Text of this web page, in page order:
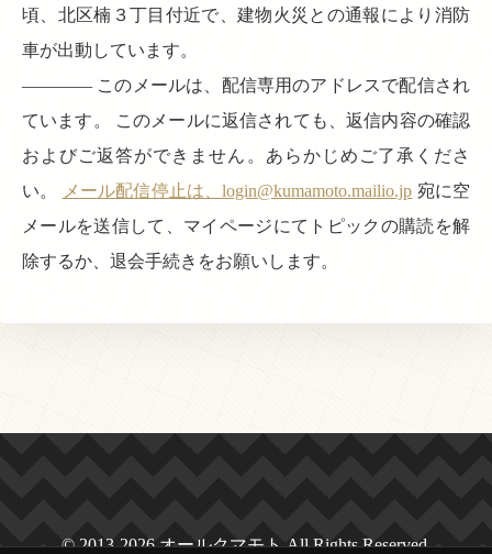
頃、北区楠３丁目付近で、建物火災との通報により消防
車が出動しています。
———— このメールは、配信専用のアドレスで配信され
ています。 このメールに返信されても、返信内容の確認
およびご返答ができません。あらかじめご了承くださ
い。
メール配信停止は、login@kumamoto.mailio.jp 宛に空
メールを送信して、マイページにてトピックの購読を解
除するか、退会手続きをお願いします。
© 2013-2026 オールクマモト All Rights Reserved.